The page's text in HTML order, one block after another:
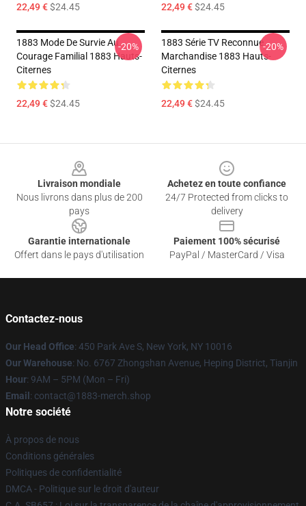
22,49 €$24.45 22,49 €$24.45
1883 Mode De Survie Au
Courage Familial 1883 Hauts-
Citernes
22,49 €$24.45
-20%
1883 Série TV Reconnue
Marchandise 1883 Hauts-
Citernes
22,49 €$24.45
-20%
Livraison mondiale
Nous livrons dans plus de 200
pays
Achetez en toute confiance
24/7 Protected from clicks to
delivery
Garantie internationale
Offert dans le pays d'utilisation
Paiement 100% sécurisé
PayPal / MasterCard / Visa
Contactez-nous
Our Head Office: 450 Park Ave S, New York, NY 10016
Our Warehouse: No. 6767 Zhongshan Avenue, Heping District, Tianjin
Hour: 9AM – 5PM (Mon – Fri)
Email : contact@1883-merch.shop
Notre société
À propos de nous
Conditions générales
Politiques de confidentialité
DMCA - Politique sur le droit d'auteur